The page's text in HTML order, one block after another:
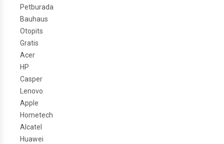
Petburada
Bauhaus
Otopits
Gratis
Acer
HP
Casper
Lenovo
Apple
Hometech
Alcatel
Huawei